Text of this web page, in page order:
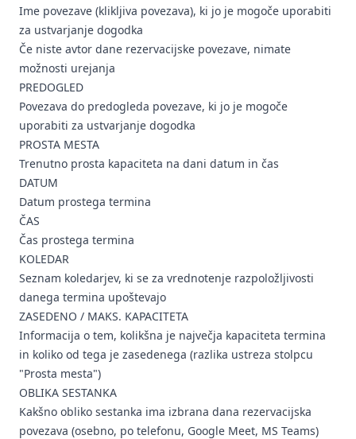
Ime povezave (klikljiva povezava), ki jo je mogoče uporabiti
za ustvarjanje dogodka
Če niste avtor dane rezervacijske povezave, nimate
možnosti urejanja
PREDOGLED
Povezava do predogleda povezave, ki jo je mogoče
uporabiti za ustvarjanje dogodka
PROSTA MESTA
Trenutno prosta kapaciteta na dani datum in čas
DATUM
Datum prostega termina
ČAS
Čas prostega termina
KOLEDAR
Seznam koledarjev, ki se za vrednotenje razpoložljivosti
danega termina upoštevajo
ZASEDENO / MAKS. KAPACITETA
Informacija o tem, kolikšna je največja kapaciteta termina
in koliko od tega je zasedenega (razlika ustreza stolpcu
"Prosta mesta")
OBLIKA SESTANKA
Kakšno obliko sestanka ima izbrana dana rezervacijska
povezava (osebno, po telefonu, Google Meet, MS Teams)